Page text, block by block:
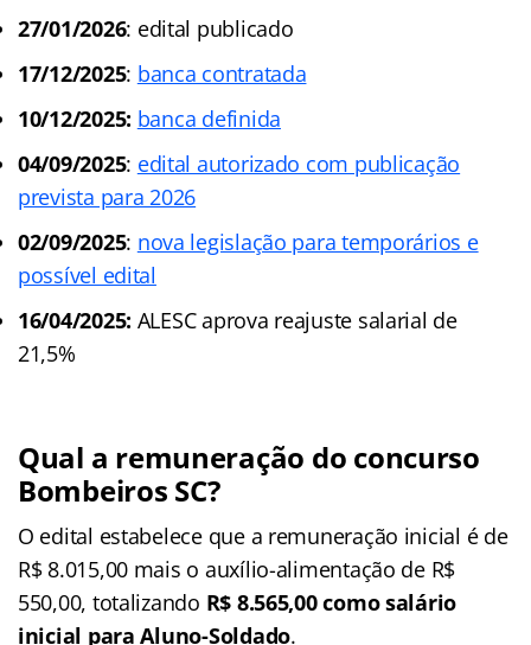
27/01/2026: edital publicado
17/12/2025: banca contratada
10/12/2025: banca definida
04/09/2025: edital autorizado com publicação
prevista para 2026
02/09/2025: nova legislação para temporários e
possível edital
16/04/2025: ALESC aprova reajuste salarial de
21,5%
Qual a remuneração do concurso
Bombeiros SC?
O edital estabelece que a remuneração inicial é de
R$ 8.015,00 mais o auxílio-alimentação de R$
550,00, totalizando R$ 8.565,00 como salário
inicial para Aluno-Soldado.